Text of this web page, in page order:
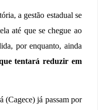
a gestão estadual se
até que se chegue ao
por enquanto, ainda
tentará reduzir em
(Cagece) já passam por